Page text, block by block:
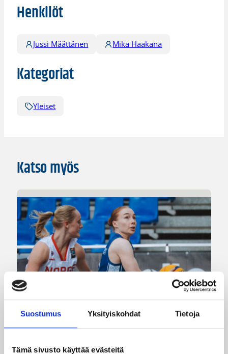
Suostumus Yksityiskohdat Tietoja
Tämä sivusto käyttää evästeitä
Henkilöt
Jussi Määttänen Mika Haakana
Kategoriat
Yleiset
Katso myös
3×3 08.08.2026 22:58
Suomea edustavat 3×3-